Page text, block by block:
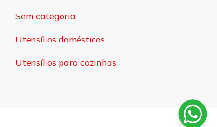
Sem categoria
Utensílios domésticos
Utensílios para cozinhas